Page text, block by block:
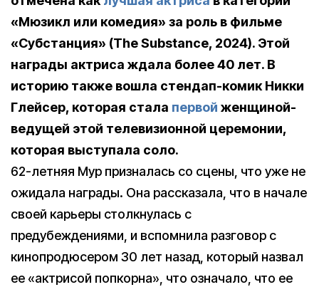
«Мюзикл или комедия» за роль в фильме
«Субстанция» (The Substance, 2024). Этой
награды актриса ждала более 40 лет. В
историю также вошла стендап-комик Никки
Глейсер, которая стала первой женщиной-
ведущей этой телевизионной церемонии,
которая выступала соло.
62-летняя Мур призналась со сцены, что уже не
ожидала награды. Она рассказала, что в начале
своей карьеры столкнулась с
предубеждениями, и вспомнила разговор с
кинопродюсером 30 лет назад, который назвал
ее «актрисой попкорна», что означало, что ее